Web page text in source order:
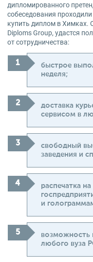
дипломированного
собеседования
купить диплом в
Diploms Group, удастся
от сотрудничества:
быстрое
неделя;
доставка
сервисом в
свободный
заведения и
распечатка
и
возможность
любого вуза